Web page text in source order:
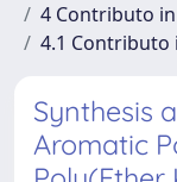
4 Contributo
4.1 Contributo
Synthesis
Aromatic